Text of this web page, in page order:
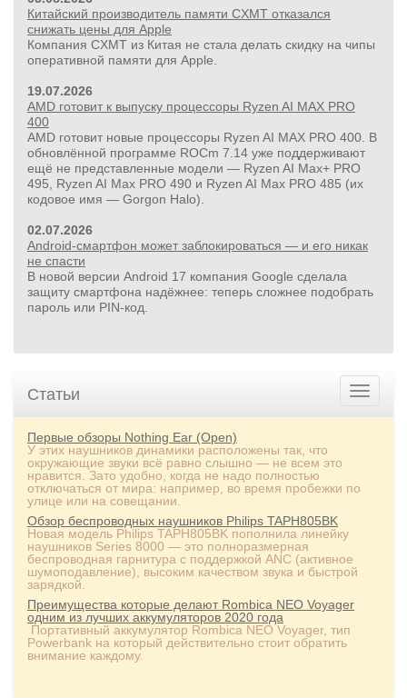
Китайский производитель памяти CXMT отказался
снижать цены для Apple
Компания CXMT из Китая не стала делать скидку на чипы
оперативной памяти для Apple.
19.07.2026
AMD готовит к выпуску процессоры Ryzen AI MAX PRO
400
AMD готовит новые процессоры Ryzen AI MAX PRO 400. В
обновлённой программе ROCm 7.14 уже поддерживают
ещё не представленные модели — Ryzen AI Max+ PRO
495, Ryzen AI Max PRO 490 и Ryzen AI Max PRO 485 (их
кодовое имя — Gorgon Halo).
02.07.2026
Android-смартфон может заблокироваться — и его никак
не спасти
В новой версии Android 17 компания Google сделала
защиту смартфона надёжнее: теперь сложнее подобрать
пароль или PIN‑код.
Статьи
Первые обзоры Nothing Ear (Open)
У этих наушников динамики расположены так, что
окружающие звуки всё равно слышно — не всем это
нравится. Зато удобно, когда не надо полностью
отключаться от мира: например, во время пробежки по
улице или на совещании.
Обзор беспроводных наушников Philips TAPH805BK
Новая модель Philips TAPH805BK пополнила линейку
наушников Series 8000 — это полноразмерная
беспроводная гарнитура с поддержкой ANC (активное
шумоподавление), высоким качеством звука и быстрой
зарядкой.
Преимущества которые делают Rombica NEO Voyager
одним из лучших аккумуляторов 2020 года
Портативный аккумулятор Rombica NEO Voyager, тип
Powerbank на который действительно стоит обратить
внимание каждому.